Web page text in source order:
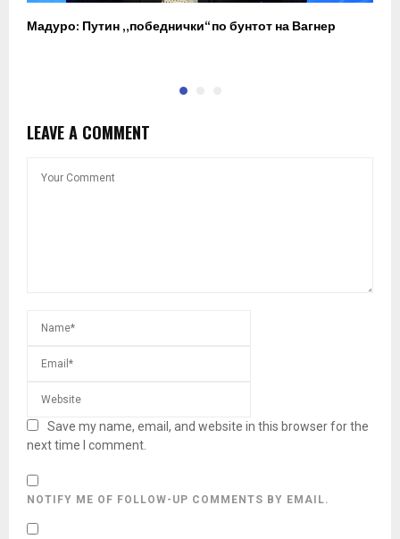
Мадуро: Путин „победнички“ по бунтот на Вагнер
LEAVE A COMMENT
Save my name, email, and website in this browser for the
next time I comment.
NOTIFY ME OF FOLLOW-UP COMMENTS BY EMAIL.